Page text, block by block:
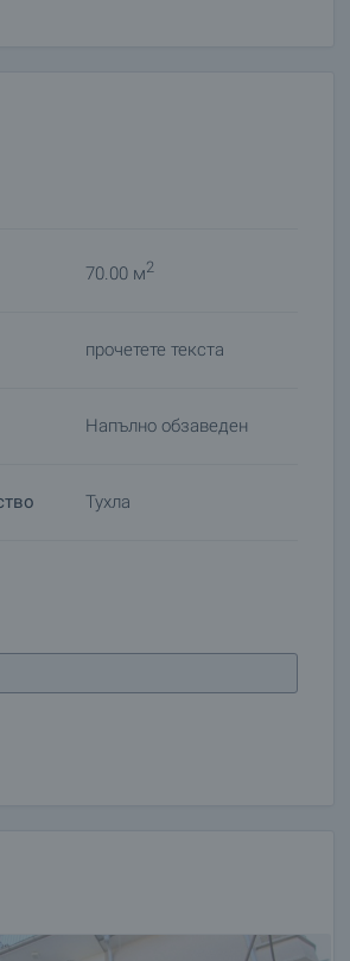
70.00 м2
прочетете текста
Напълно обзаведен
Тухла